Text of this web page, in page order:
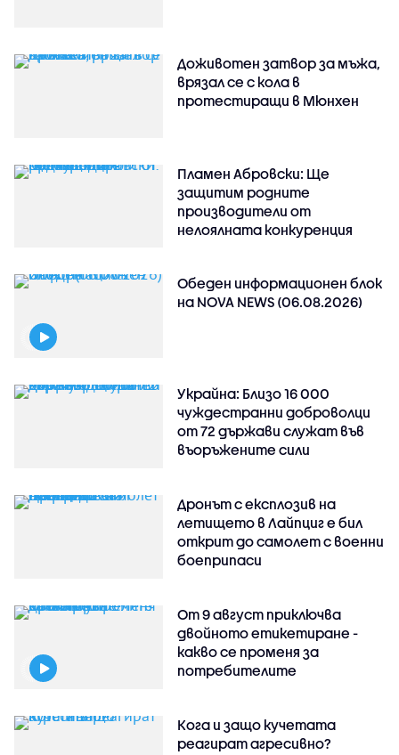
Доживотен затвор за мъжа,
врязал се с кола в
протестиращи в Мюнхен
Пламен Абровски: Ще
защитим родните
производители от
нелоялната конкуренция
Обеден информационен блок
на NOVA NEWS (06.08.2026)
Украйна: Близо 16 000
чуждестранни доброволци
от 72 държави служат във
въоръжените сили
Дронът с експлозив на
летището в Лайпциг е бил
открит до самолет с военни
боеприпаси
От 9 август приключва
двойното етикетиране -
какво се променя за
потребителите
Кога и защо кучетата
реагират агресивно?